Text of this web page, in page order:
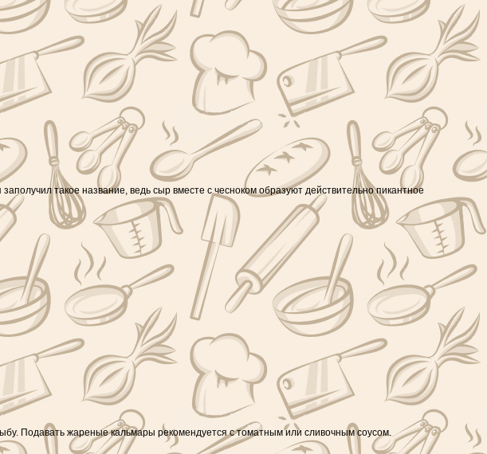
такое название, ведь сыр вместе с чесноком образуют действительно пикантное
Подавать жареные кальмары рекомендуется с томатным или сливочным соусом.